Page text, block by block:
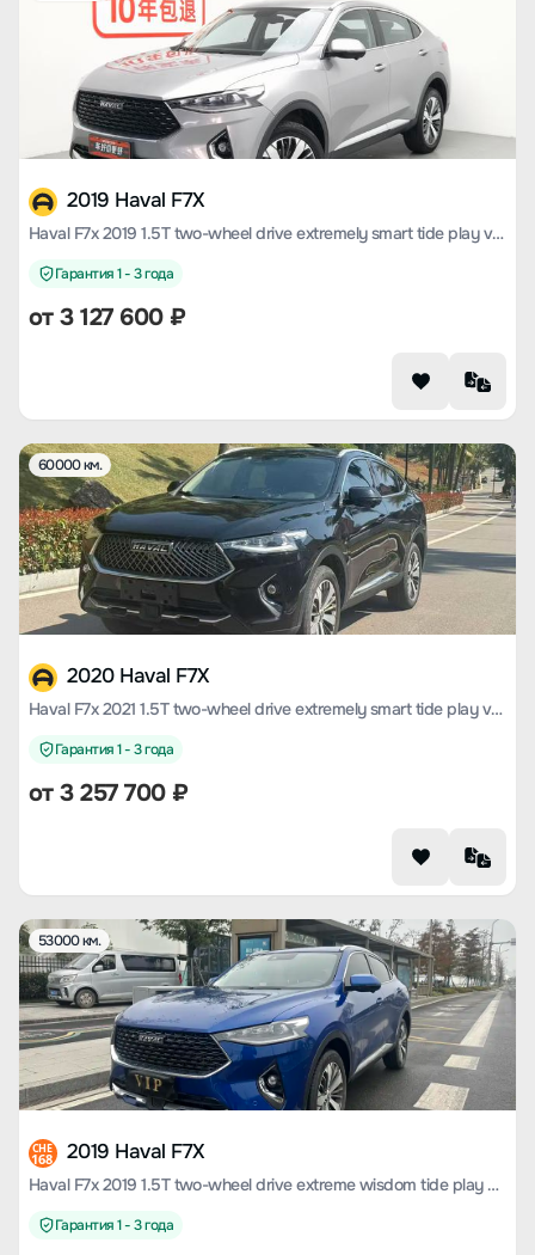
2019 Haval F7X
Haval F7x 2019 1.5T two-wheel drive extremely smart tide play version
Гарантия 1 - 3 года
от3 127 600₽
60000 км.
2020 Haval F7X
Haval F7x 2021 1.5T two-wheel drive extremely smart tide play version
Гарантия 1 - 3 года
от3 257 700₽
53000 км.
CHE
168 2019 Haval F7X
Haval F7x 2019 1.5T two-wheel drive extreme wisdom tide play edition lite
Гарантия 1 - 3 года